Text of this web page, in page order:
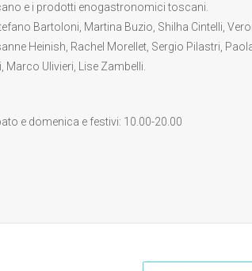
e i prodotti enogastronomici toscani.
Bartoloni, Martina Buzio, Shilha Cintelli,
Heinish, Rachel Morellet, Sergio Pilastri,
Marco Ulivieri, Lise Zambelli.
e domenica e festivi: 10.00-20.00